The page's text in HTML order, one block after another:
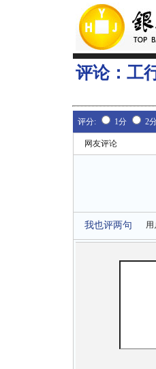
评论： 工
评分: 1分 2
网友评论
我也评两句 用